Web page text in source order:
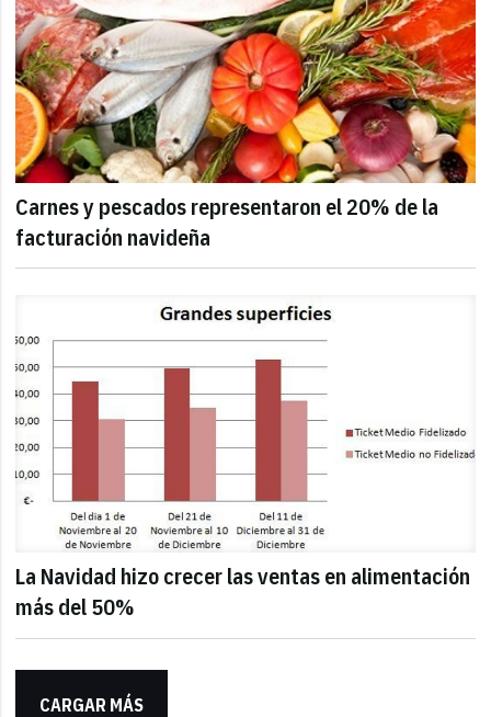
Carnes y pescados representaron el 20% de la
facturación navideña
La Navidad hizo crecer las ventas en alimentación
más del 50%
CARGAR MÁS